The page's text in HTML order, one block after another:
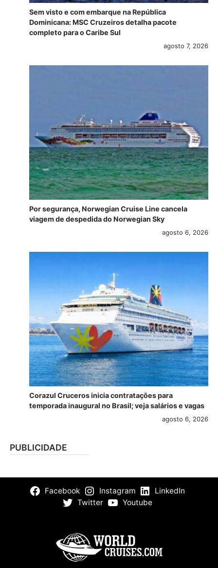
Sem visto e com embarque na República
Dominicana: MSC Cruzeiros detalha pacote
completo para o Caribe Sul
agosto 7, 2026
Por segurança, Norwegian Cruise Line cancela
viagem de despedida do Norwegian Sky
agosto 6, 2026
Corazul Cruceros inicia contratações para
temporada inaugural no Brasil; veja salários e vagas
agosto 6, 2026
PUBLICIDADE
Facebook Instagram
LinkedIn
Twitter
Youtube